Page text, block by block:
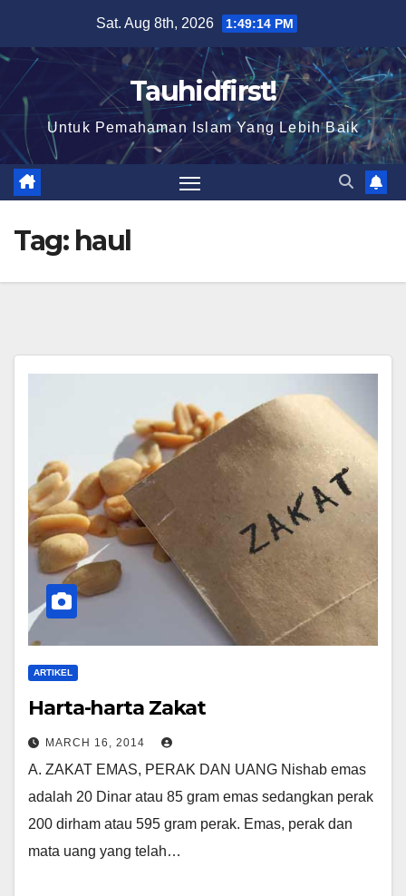
content
Sat. Aug 8th, 2026 1:49:14 PM
Tauhidfirst!
Untuk Pemahaman Islam Yang Lebih Baik
Tag: haul
ARTIKEL
Harta-harta Zakat
MARCH 16, 2014
A. ZAKAT EMAS, PERAK DAN UANG Nishab emas
adalah 20 Dinar atau 85 gram emas sedangkan perak
200 dirham atau 595 gram perak. Emas, perak dan
mata uang yang telah…